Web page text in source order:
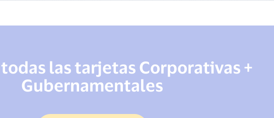
las tarjetas Corporativas +
Gubernamentales